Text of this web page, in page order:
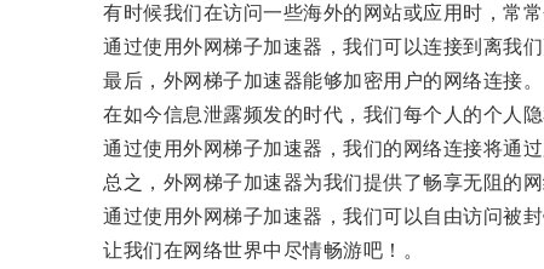
有时候我们在访问一些海外的网站或应用时，常常
通过使用外网梯子加速器，我们可以连接到离我们
最后，外网梯子加速器能够加密用户的网络连接。
在如今信息泄露频发的时代，我们每个人的个人隐
通过使用外网梯子加速器，我们的网络连接将通过
总之，外网梯子加速器为我们提供了畅享无阻的网
通过使用外网梯子加速器，我们可以自由访问被封
让我们在网络世界中尽情畅游吧！。